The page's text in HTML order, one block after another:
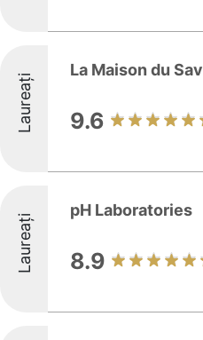
Laureați
La Maison du
9.6
Laureați
pH Laboratories
8.9